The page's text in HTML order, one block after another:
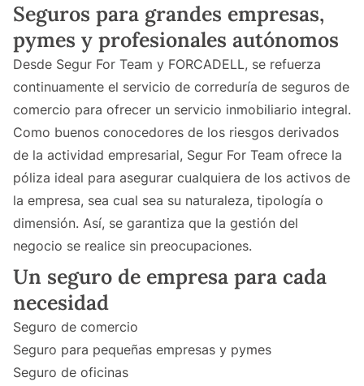
Seguros para grandes empresas,
pymes y profesionales autónomos
Desde Segur For Team y FORCADELL, se refuerza
continuamente el servicio de correduría de seguros de
comercio para ofrecer un servicio inmobiliario integral.
Como buenos conocedores de los riesgos derivados
de la actividad empresarial, Segur For Team ofrece la
póliza ideal para asegurar cualquiera de los activos de
la empresa, sea cual sea su naturaleza, tipología o
dimensión. Así, se garantiza que la gestión del
negocio se realice sin preocupaciones.
Un seguro de empresa para cada
necesidad
Seguro de comercio
Seguro para pequeñas empresas y pymes
Seguro de oficinas